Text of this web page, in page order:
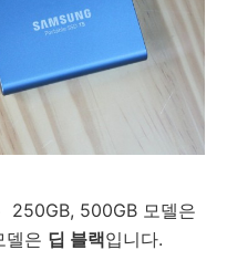
250GB, 500GB 모델은
델은 딥 블랙입니다.